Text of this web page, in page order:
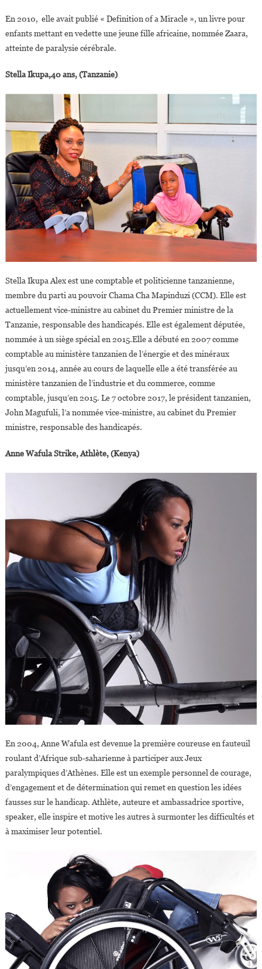
En 2010, elle avait publié « Definition of a Miracle », un livre pour
enfants mettant en vedette une jeune fille africaine, nommée Zaara,
atteinte de paralysie cérébrale.
Stella Ikupa,40 ans, (Tanzanie)
Stella Ikupa Alex est une comptable et politicienne tanzanienne,
membre du parti au pouvoir Chama Cha Mapinduzi (CCM). Elle est
actuellement vice-ministre au cabinet du Premier ministre de la
Tanzanie, responsable des handicapés. Elle est également députée,
nommée à un siège spécial en 2015.Elle a débuté en 2007 comme
comptable au ministère tanzanien de l’énergie et des minéraux
jusqu’en 2014, année au cours de laquelle elle a été transférée au
ministère tanzanien de l’industrie et du commerce, comme
comptable, jusqu’en 2015. Le 7 octobre 2017, le président tanzanien,
John Magufuli, l’a nommée vice-ministre, au cabinet du Premier
ministre, responsable des handicapés.
Anne Wafula Strike, Athlète, (Kenya)
En 2004, Anne Wafula est devenue la première coureuse en fauteuil
roulant d’Afrique sub-saharienne à participer aux Jeux
paralympiques d’Athènes. Elle est un exemple personnel de courage,
d’engagement et de détermination qui remet en question les idées
fausses sur le handicap. Athlète, auteure et ambassadrice sportive,
speaker, elle inspire et motive les autres à surmonter les difficultés et
à maximiser leur potentiel.